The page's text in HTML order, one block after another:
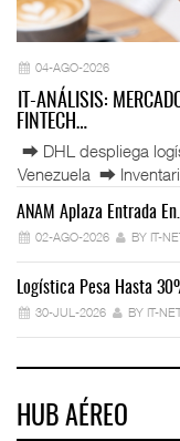
04-AGO-2026
IT-ANÁLISIS:
FINTECH…
⮕ DHL despliega
Venezuela ⮕
ANAM Aplaza Entrada En…
02-AGO-2026 BY IT-
Logística Pesa Hasta
30-JUL-2026 BY IT-
HUB AÉREO